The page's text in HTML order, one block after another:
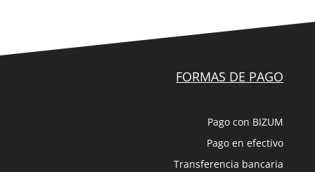
FORMAS DE PAGO
Pago con BIZUM
Pago en efectivo
Transferencia bancaria